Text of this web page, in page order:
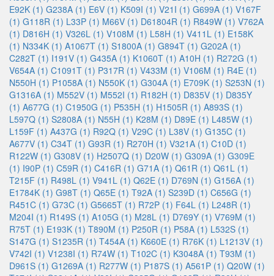
E92K (1) G238A (1) E6V (1) K509I (1) V21I (1) G699A (1) V167F
(1) G118R (1) L33P (1) M66V (1) D61804R (1) R849W (1) V762A
(1) D816H (1) V326L (1) V108M (1) L58H (1) V411L (1) E158K
(1) N334K (1) A1067T (1) S1800A (1) G894T (1) G202A (1)
C282T (1) I191V (1) G435A (1) K1060T (1) A10H (1) R272G (1)
V654A (1) C1091T (1) P317R (1) V433M (1) V106M (1) R4E (1)
N550H (1) P1058A (1) N550K (1) G304A (1) E709K (1) S253N (1)
G1316A (1) M552V (1) M552I (1) R182H (1) D835V (1) D835Y
(1) A677G (1) C1950G (1) P535H (1) H1505R (1) A893S (1)
L597Q (1) S2808A (1) N55H (1) K28M (1) D89E (1) L485W (1)
L159F (1) A437G (1) R92Q (1) V29C (1) L38V (1) G135C (1)
A677V (1) C34T (1) G93R (1) R270H (1) V321A (1) C10D (1)
R122W (1) G308V (1) H2507Q (1) D20W (1) G309A (1) G309E
(1) I90P (1) C59R (1) C416R (1) G71A (1) Q61R (1) Q61L (1)
T215F (1) R498L (1) V941L (1) Q62E (1) D769N (1) G156A (1)
E1784K (1) G98T (1) Q65E (1) T92A (1) S239D (1) C656G (1)
R451C (1) G73C (1) G5665T (1) R72P (1) F64L (1) L248R (1)
M204I (1) R149S (1) A105G (1) M28L (1) D769Y (1) V769M (1)
R75T (1) E193K (1) T890M (1) P250R (1) P58A (1) L532S (1)
S147G (1) S1235R (1) T454A (1) K660E (1) R76K (1) L1213V (1)
V742I (1) V1238I (1) R74W (1) T102C (1) K3048A (1) T93M (1)
D961S (1) G1269A (1) R277W (1) P187S (1) A561P (1) Q20W (1)